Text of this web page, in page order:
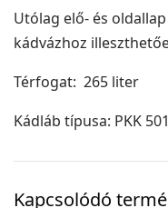
Utólag elő- és
kádvázhoz
Térfogat: 265 liter
Kádláb típusa: PKK
Kapcsolódó